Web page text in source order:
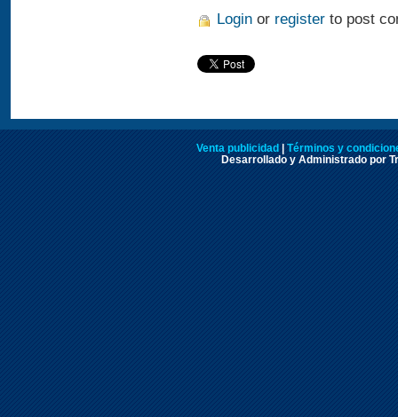
Login or register to post
Venta publicidad | Términos y
Desarrollado y Administrado por